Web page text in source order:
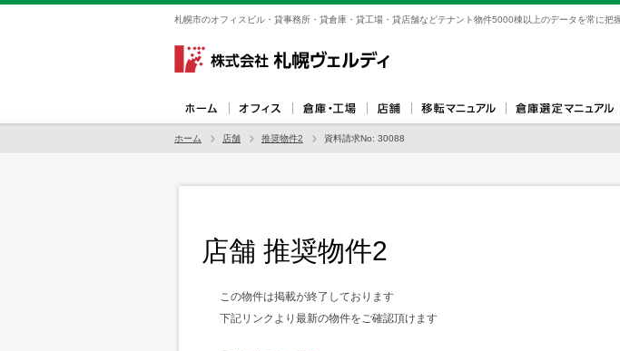
札幌市のオフィスビル・貸事務所・貸倉庫・貸工場・貸店舗などテナント物件5000棟以上のデータを常に把
ホーム 店舗 推奨物件2 資料請求No: 30088
店舗 推奨物件2
この物件は掲載が終了しております
下記リンクより最新の物件をご確認頂けます